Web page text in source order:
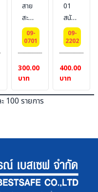
สาย
สะพาย
ไหล่
#BESTSAFE
09-
0701
300.00
บาท
01
สนับ
เข่า
กัน
กระแทก
09-
2202
400.00
บาท
100 รายการ